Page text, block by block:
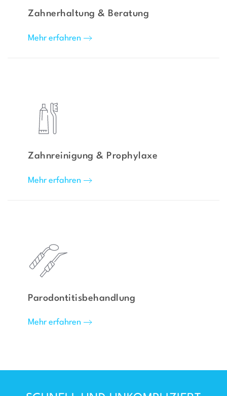
Zahnerhaltung & Beratung
Mehr erfahren
Zahnreinigung & Prophylaxe
Mehr erfahren
Parodontitisbehandlung
Mehr erfahren